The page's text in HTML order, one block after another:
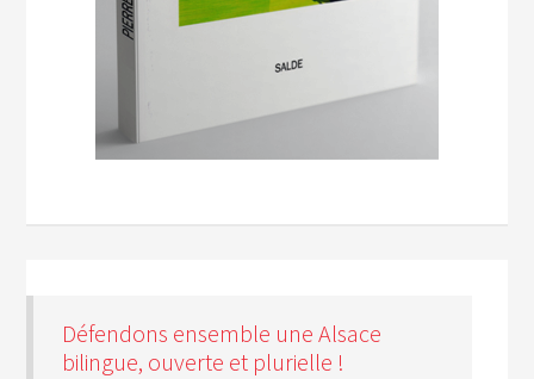
Défendons ensemble une Alsace
bilingue, ouverte et plurielle !